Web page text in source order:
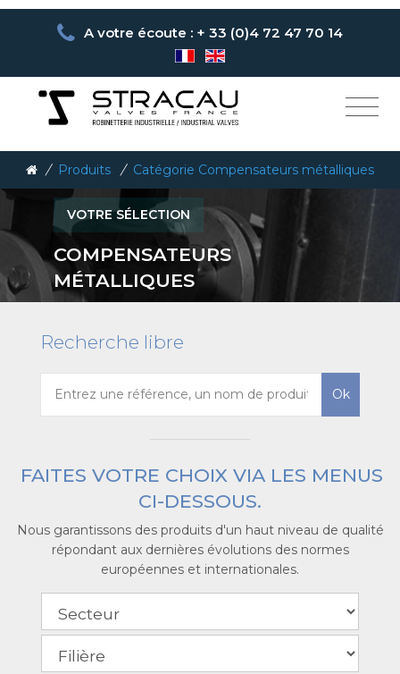
A votre écoute : + 33 (0)4 72 47 70 14
/ Produits / Catégorie Compensateurs métalliques
VOTRE SÉLECTION
COMPENSATEURS
MÉTALLIQUES
Recherche libre
Ok
FAITES VOTRE CHOIX VIA LES MENUS
CI-DESSOUS.
Nous garantissons des produits d'un haut niveau de qualité
répondant aux dernières évolutions des normes
européennes et internationales.